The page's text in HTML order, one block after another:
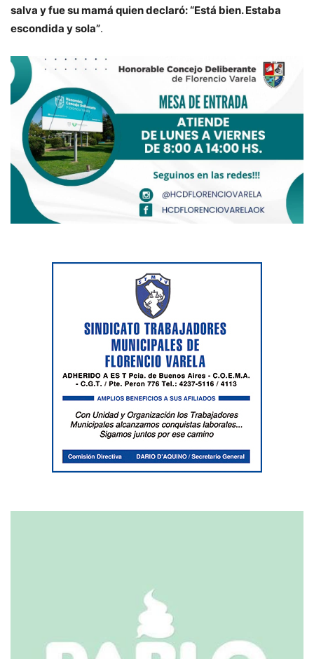
salva y fue su mamá quien declaró: “Está bien. Estaba
escondida y sola”.